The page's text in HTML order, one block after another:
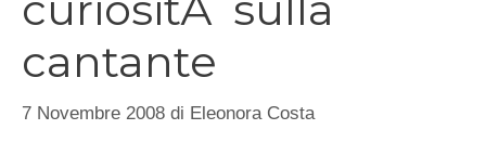
cantante
7 Novembre 2008 di Eleonora Costa